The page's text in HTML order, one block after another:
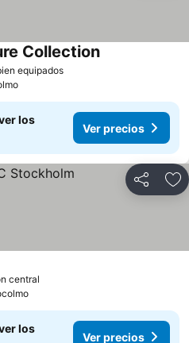
equipados
Collection
los
Ver precios
Compartir
central
los
Ver precios